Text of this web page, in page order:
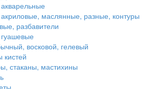
акриловые, маслянные, разные, контуры
разбавители
восковой, гелевый
кистей
стаканы, мастихины